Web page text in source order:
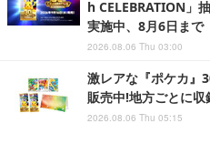
h CELEBRATION」
実施中、8月6日まで
2026.08.06 Thu 03:00
激レアな『ポケカ』
販売中!地方ごとに収
2026.08.06 Thu 05:15